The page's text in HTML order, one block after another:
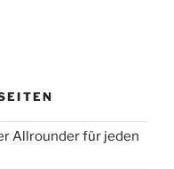
Allrounder für jeden